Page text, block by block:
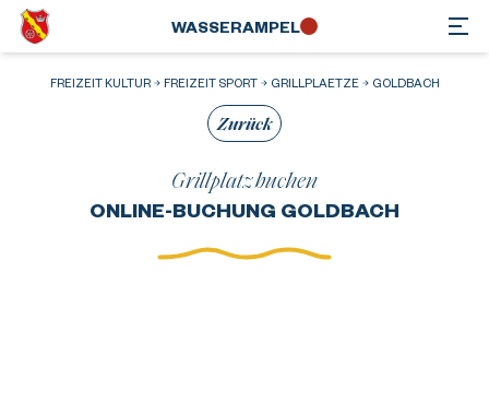
WASSER­AMPEL
Zurück
FREIZEIT KULTUR FREIZEIT SPORT GRILLPLAETZE GOLDBACH
Grillplatz buchen
ONLINE-BUCHUNG GOLDBACH